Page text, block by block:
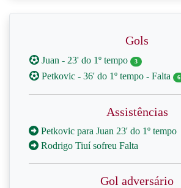
Gols
Juan - 23' do 1º tempo 3
Petkovic - 36' do 1º tempo - Falta 6
Assistências
Petkovic para Juan 23' do 1º tempo
Rodrigo Tiuí sofreu Falta
Gol adversário